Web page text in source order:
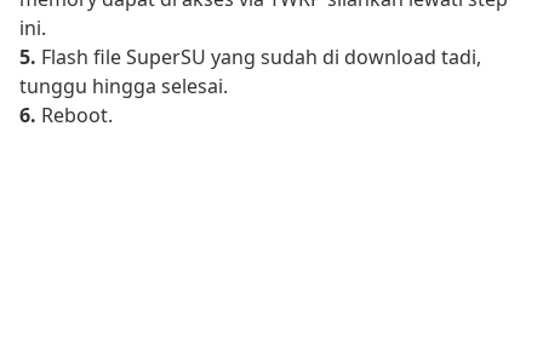
ini.
5. Flash file SuperSU yang sudah di download tadi,
tunggu hingga selesai.
6. Reboot.